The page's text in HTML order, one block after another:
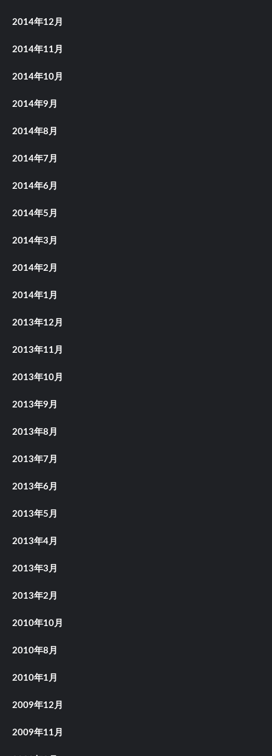
2014年12月
2014年11月
2014年10月
2014年9月
2014年8月
2014年7月
2014年6月
2014年5月
2014年3月
2014年2月
2014年1月
2013年12月
2013年11月
2013年10月
2013年9月
2013年8月
2013年7月
2013年6月
2013年5月
2013年4月
2013年3月
2013年2月
2010年10月
2010年8月
2010年1月
2009年12月
2009年11月